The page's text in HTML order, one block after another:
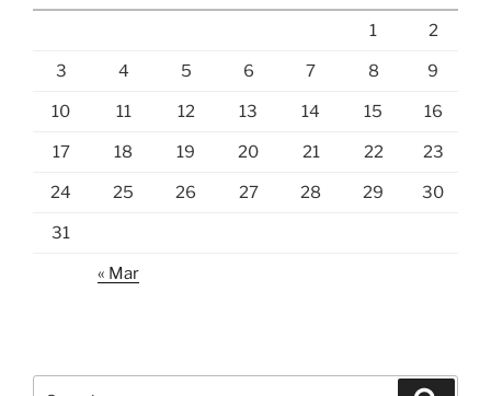
1 2
3 4 5 6 7 8 9
10 11 12 13 14 15 16
17 18 19 20 21 22 23
24 25 26 27 28 29 30
31
« Mar